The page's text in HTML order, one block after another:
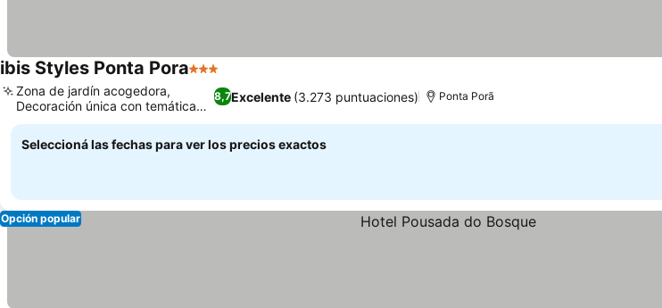
ibis Styles Ponta Pora3 Estrellas
8,7Excelente (3.273 puntuaciones)
Zona de jardín acogedora,
Decoración única con temática
de tereré
Ponta Porã
Seleccioná las fechas para ver los precios exactos
Opción popular